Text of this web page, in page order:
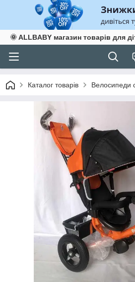
🌞 ALLBABY магазин товарів для
Каталог товарів Велосипеди